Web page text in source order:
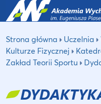
Strona główna Uczelnia
Kulturze Fizycznej
Zakład Teorii Sportu